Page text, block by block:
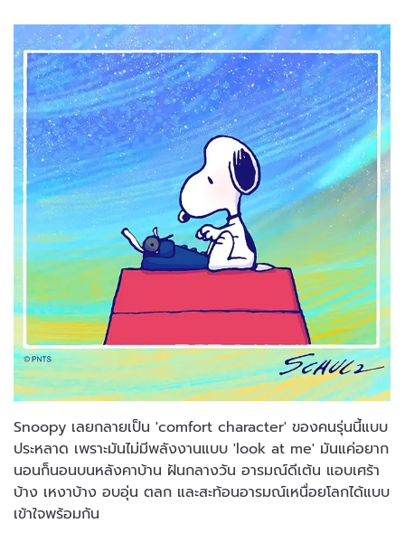
Snoopy เลยกลายเป็น 'comfort character' ของคนรุ่นนี้แบบ
ประหลาด เพราะมันไม่มีพลังงานแบบ 'look at me' มันแค่อยาก
นอนก็นอนบนหลังคาบ้าน ฝันกลางวัน อารมณ์ดีเต้น แอบเศร้า
บ้าง เหงาบ้าง อบอุ่น ตลก และสะท้อนอารมณ์เหนื่อยโลกได้แบบ
เข้าใจพร้อมกัน